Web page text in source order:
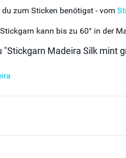
du zum Sticken benötigst - vom
kann bis zu 60° in der
Madeira Silk mint